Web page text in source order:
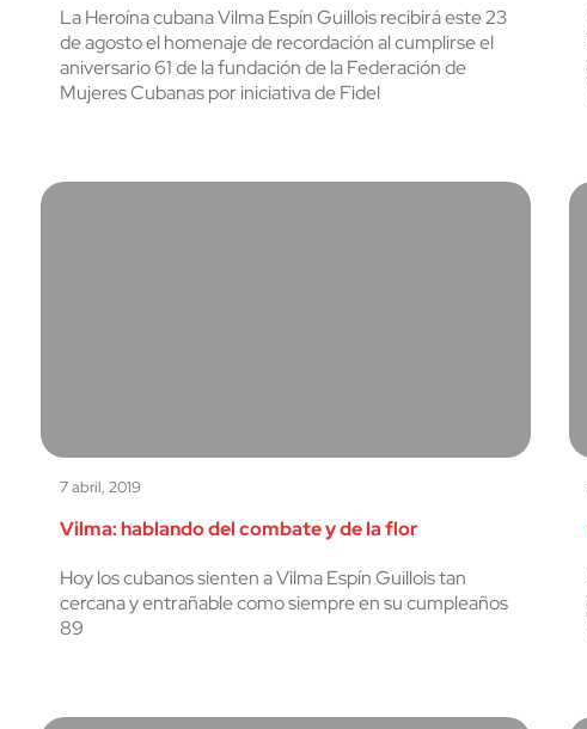
La Heroína cubana Vilma Espín Guillois recibirá este 23
de agosto el homenaje de recordación al cumplirse el
aniversario 61 de la fundación de la Federación de
Mujeres Cubanas por iniciativa de Fidel
7 abril, 2019
Vilma: hablando del combate y de la flor
Hoy los cubanos sienten a Vilma Espín Guillois tan
cercana y entrañable como siempre en su cumpleaños
89